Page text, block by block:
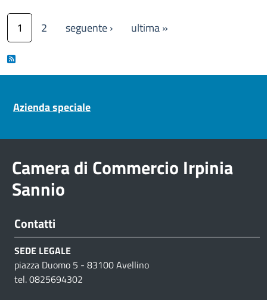
Paginazione
1 2 seguente ›Pagina successiva
ultima »
Azienda speciale
Camera di Commercio Irpinia
Sannio
Contatti
SEDE LEGALE
piazza Duomo 5 - 83100 Avellino
tel. 0825694302